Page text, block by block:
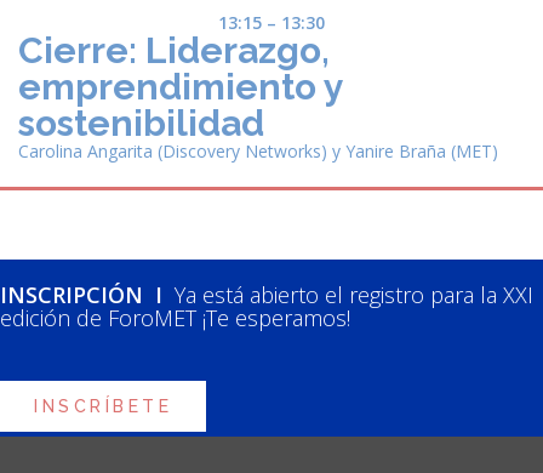
13:15 – 13:30
Cierre: Liderazgo,
emprendimiento y
sostenibilidad
Carolina Angarita (Discovery Networks) y Yanire Braña (MET)
INSCRIPCIÓN I Ya está abierto el registro para la XXI
edición de ForoMET ¡Te esperamos!
INSCRÍBETE